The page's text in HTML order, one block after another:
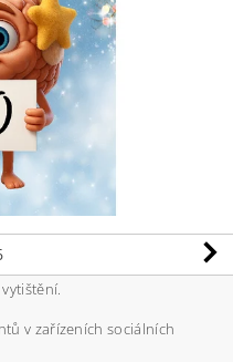
v zařízeních sociálních